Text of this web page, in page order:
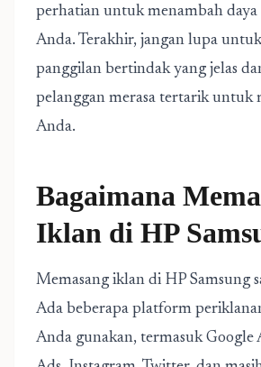
perhatian untuk menambah
Anda. Terakhir, jangan lupa
panggilan bertindak yang jelas
pelanggan merasa tertarik untuk
Anda.
Bagaimana
Iklan di HP
Memasang iklan di HP Samsung
Ada beberapa platform
Anda gunakan, termasuk Google